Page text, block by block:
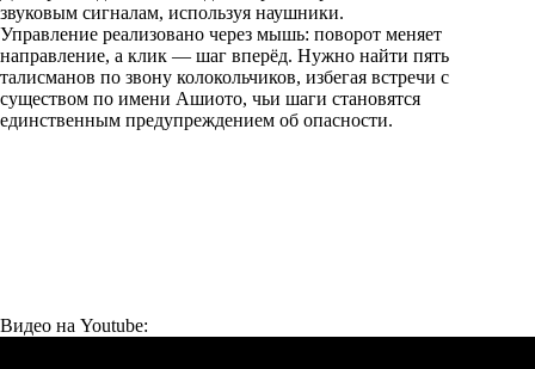
звуковым сигналам, используя наушники.
Управление реализовано через мышь: поворот меняет
направление, а клик — шаг вперёд. Нужно найти пять
талисманов по звону колокольчиков, избегая встречи с
существом по имени Ашиото, чьи шаги становятся
единственным предупреждением об опасности.
Видео на Youtube: